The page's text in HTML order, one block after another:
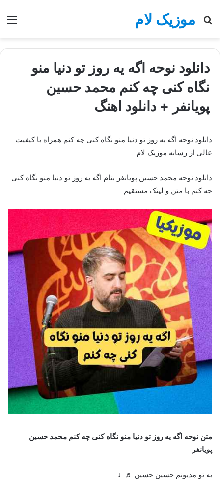
موزیک لام
جستجو
دانلود نوحه اگه یه روز تو دنیا منو
نگاه کنی چه کنم محمد حسین
پویانفر + دانلود اهنگ
دانلود نوحه اگه یه روز تو دنیا منو نگاه کنی چه کنم همراه با کیفیت
عالی از رسانه موزیک لام
دانلود نوحه محمد حسین پویانفر بنام اگه یه روز تو دنیا منو نگاه کنی
چه کنم با متن و لینک مستقیم
متن نوحه اگه یه روز تو دنیا منو نگاه کنی چه کنم محمد حسین
پویانفر
به تو مدیونم حسین حسین ♬♩